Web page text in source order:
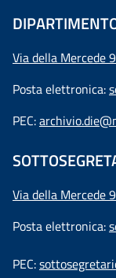
Via della Mercede
Posta elettronica:
PEC:
Via della Mercede 9
Posta elettronica:
PEC: